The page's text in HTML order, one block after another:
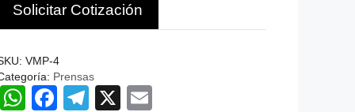
Solicitar Cotización
VMP-4
Prensas
W
F
T
X